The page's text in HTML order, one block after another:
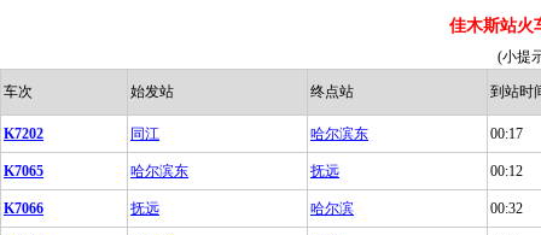
佳木斯站火
(小提
车次 始发站 终点站 到站时
K7202 同江 哈尔滨东 00:17
K7065 哈尔滨东 抚远 00:12
K7066 抚远 哈尔滨 00:32